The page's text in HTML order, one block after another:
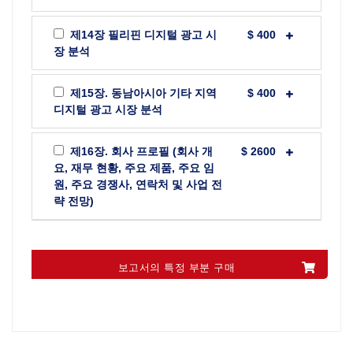
제14장 필리핀 디지털 광고 시
장 분석
$ 400
제15장. 동남아시아 기타 지역
디지털 광고 시장 분석
$ 400
제16장. 회사 프로필 (회사 개
요, 재무 현황, 주요 제품, 주요 임
원, 주요 경쟁사, 연락처 및 사업 전
략 전망)
$ 2600
보고서의 특정 부분 구매